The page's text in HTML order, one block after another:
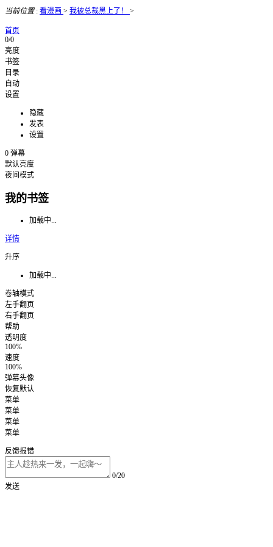
当前位置: 看漫画 > 我被总裁黑上了！ >
首页
0/0
亮度
书签
目录
自动
设置
隐藏
发表
设置
0 弹幕
默认亮度
夜间模式
我的书签
加载中...
详情
升序
加载中...
卷轴模式
左手翻页
右手翻页
帮助
透明度
100%
速度
100%
弹幕头像
恢复默认
菜单
菜单
菜单
菜单
反馈报错
0/20
发送